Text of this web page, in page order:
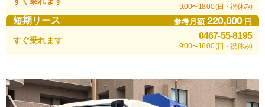
9:00〜18:00 (日・祝休み)
短期リース 参考月額220,000円
すぐ乗れます 0467-55-8195
9:00〜18:00 (日・祝休み)